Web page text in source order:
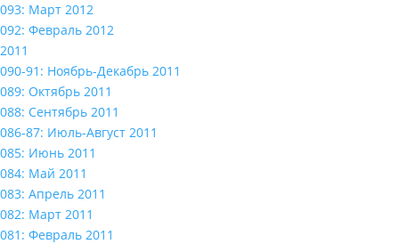
093: Март 2012
092: Февраль 2012
2011
090-91: Ноябрь-Декабрь 2011
089: Октябрь 2011
088: Сентябрь 2011
086-87: Июль-Август 2011
085: Июнь 2011
084: Май 2011
083: Апрель 2011
082: Март 2011
081: Февраль 2011